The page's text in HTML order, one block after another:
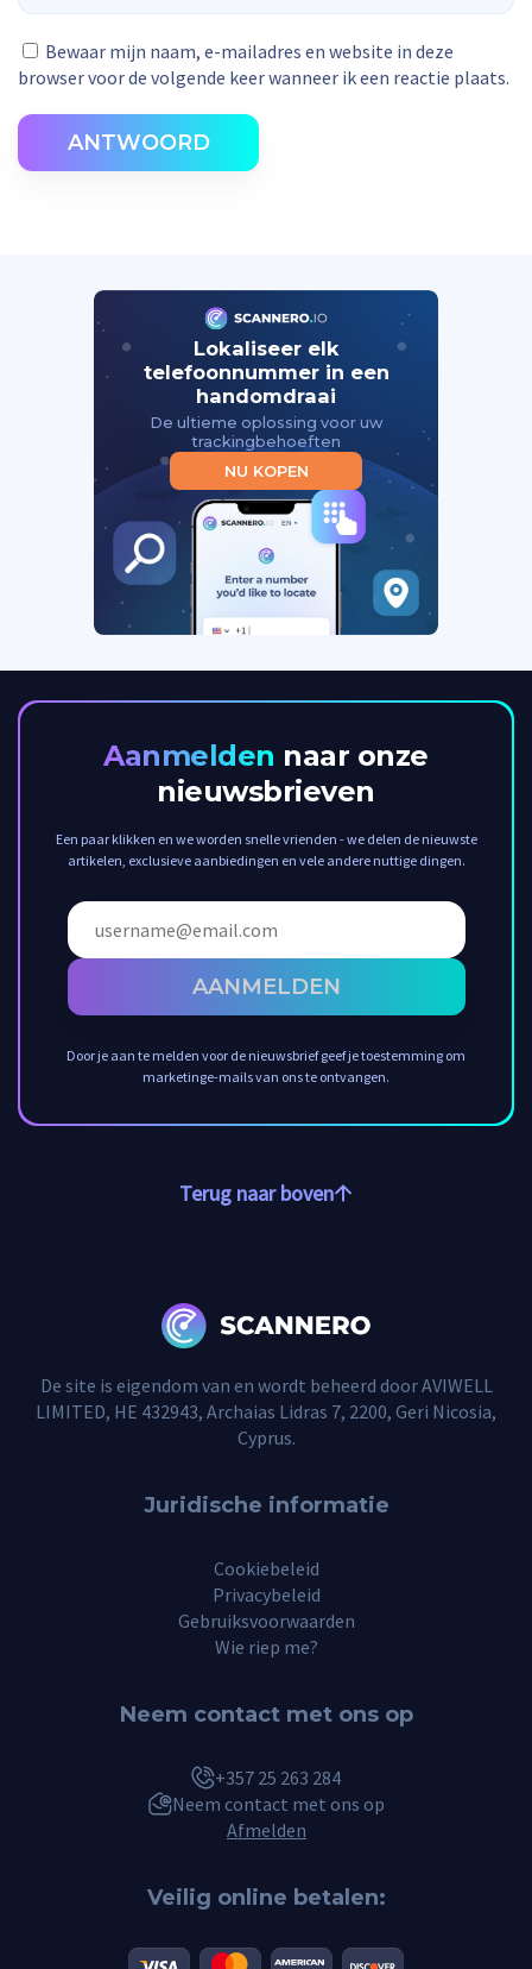
Bewaar mijn naam, e-mailadres en website in deze
browser voor de volgende keer wanneer ik een reactie plaats.
ANTWOORD
Lokaliseer elk
telefoonnummer in een
handomdraai
De ultieme oplossing voor uw
trackingbehoeften
NU KOPEN
Aanmelden naar onze
nieuwsbrieven
Een paar klikken en we worden snelle vrienden - we delen de nieuwste
artikelen, exclusieve aanbiedingen en vele andere nuttige dingen.
AANMELDEN
Door je aan te melden voor de nieuwsbrief geef je toestemming om
marketinge-mails van ons te ontvangen.
Terug naar boven
De site is eigendom van en wordt beheerd door AVIWELL
LIMITED, HE 432943, Archaias Lidras 7, 2200, Geri Nicosia,
Cyprus.
Juridische informatie
Cookiebeleid
Privacybeleid
Gebruiksvoorwaarden
Wie riep me?
Neem contact met ons op
+357 25 263 284
Neem contact met ons op
Afmelden
Veilig online betalen: